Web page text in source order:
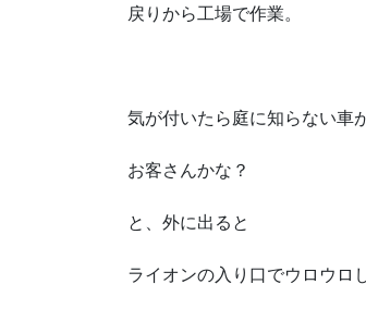
戻りから工場で作業。
気が付いたら庭に知らない車
お客さんかな？
と、外に出ると
ライオンの入り口でウロウロ